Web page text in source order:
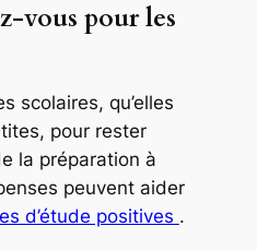
vous pour les
scolaires, qu’elles
pour rester
la préparation à
peuvent aider
d’étude positives .